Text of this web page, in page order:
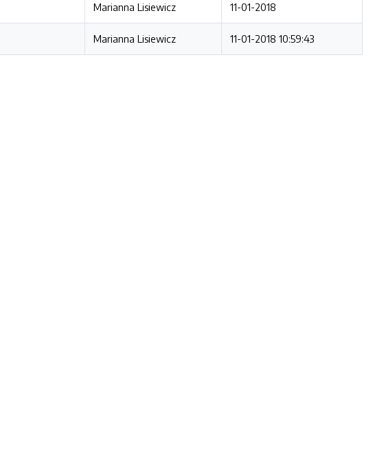
Marianna Lisiewicz 11-01-2018
Marianna Lisiewicz 11-01-2018 10:59:43